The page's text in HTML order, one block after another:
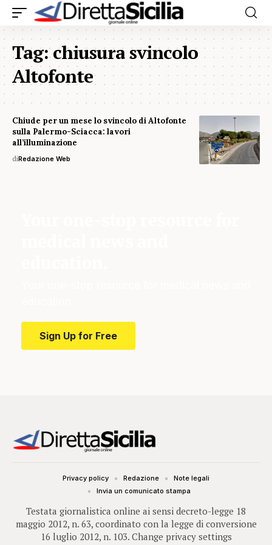
Tag:chiusura svincolo
Altofonte
Chiude per un mese lo svincolo di Altofonte
sulla Palermo-Sciacca: lavori
all’illuminazione
diRedazione Web
Sign Up for Free
Testata giornalistica online ai sensi decreto-legge 18
maggio 2012, n. 63, coordinato con la legge di conversione
16 luglio 2012, n. 103. Change privacy settings
Privacy policy Redazione
Note legali
Invia un comunicato stampa